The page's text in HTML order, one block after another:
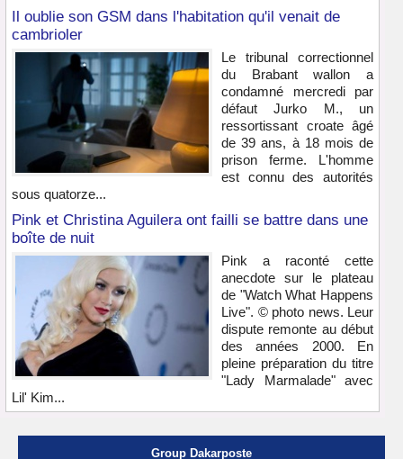
Il oublie son GSM dans l'habitation qu'il venait de
cambrioler
Le tribunal correctionnel
du Brabant wallon a
condamné mercredi par
défaut Jurko M., un
ressortissant croate âgé
de 39 ans, à 18 mois de
prison ferme. L'homme
est connu des autorités
sous quatorze...
Pink et Christina Aguilera ont failli se battre dans une
boîte de nuit
Pink a raconté cette
anecdote sur le plateau
de "Watch What Happens
Live". © photo news. Leur
dispute remonte au début
des années 2000. En
pleine préparation du titre
"Lady Marmalade" avec
Lil' Kim...
Group Dakarposte